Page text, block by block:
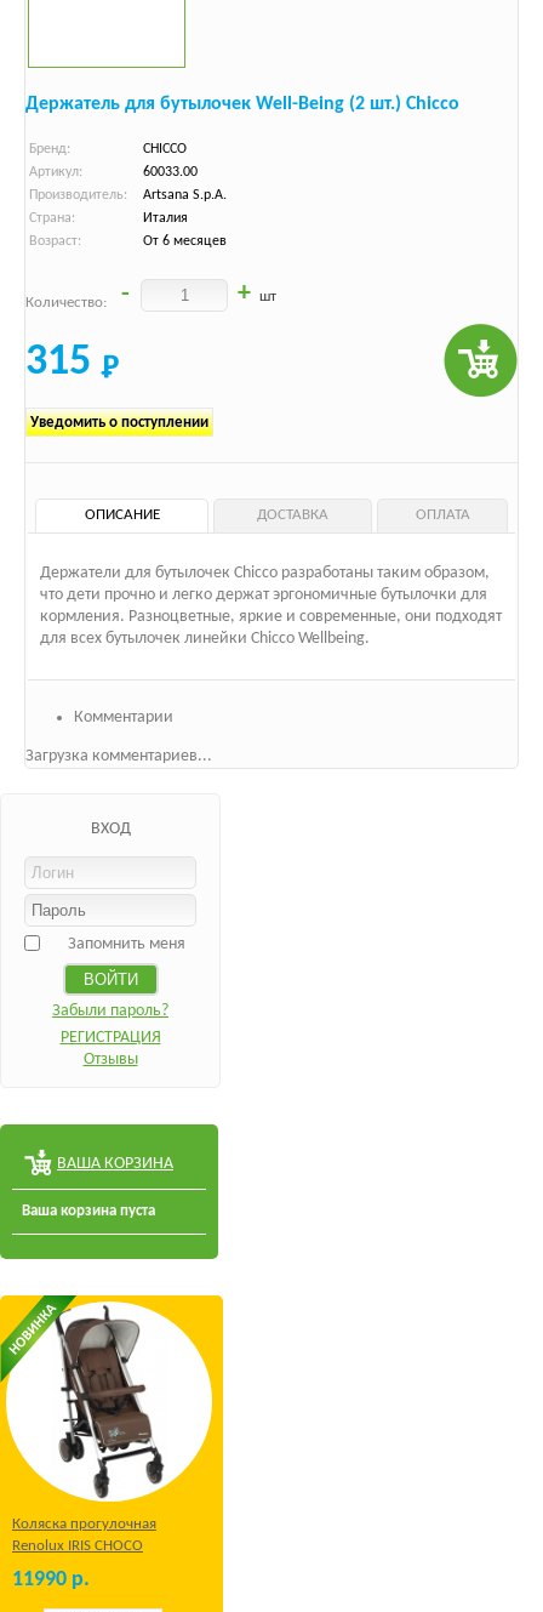
Держатель для бутылочек Well-Being (2 шт.) Chicco
Бренд:
CHICCO
Артикул:
60033.00
Производитель:
Artsana S.p.A.
Страна:
Италия
Возраст:
От 6 месяцев
Количество: - + шт
315
Уведомить о поступлении
ОПИСАНИЕ ДОСТАВКА ОПЛАТА
Держатели для бутылочек Chicco разработаны таким образом,
что дети прочно и легко держат эргономичные бутылочки для
кормления. Разноцветные, яркие и современные, они подходят
для всех бутылочек линейки Chicco Wellbeing.
Комментарии
Загрузка комментариев...
ВХОД
Запомнить меня
Забыли пароль?
РЕГИСТРАЦИЯ
Отзывы
ВАША КОРЗИНА
Ваша корзина пуста
Коляска прогулочная
Renolux IRIS CHOCO
11990 р.